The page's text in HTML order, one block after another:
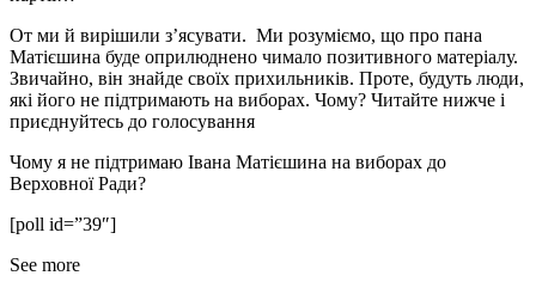
От ми й вирішили з’ясувати. Ми розуміємо, що про пана
Матієшина буде оприлюднено чимало позитивного матеріалу.
Звичайно, він знайде своїх прихильників. Проте, будуть люди,
які його не підтримають на виборах. Чому? Читайте нижче і
приєднуйтесь до голосування
Чому я не підтримаю Івана Матієшина на виборах до
Верховної Ради?
[poll id=”39″]
See more